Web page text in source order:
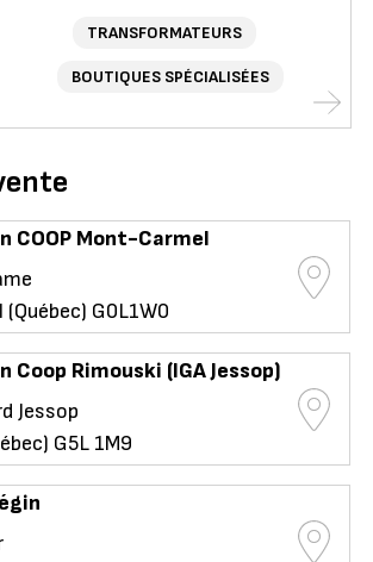
TRANSFORMATEURS
BOUTIQUES SPÉCIALISÉES
COOP Mont-Carmel
G0L1W0
Rimouski (IGA Jessop)
Jessop
G5L 1M9